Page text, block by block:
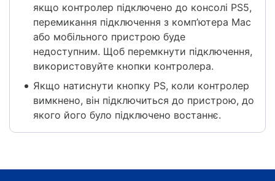
якщо контролер підключено до консолі PS5,
перемикання підключення з комп’ютера Mac
або мобільного пристрою буде
недоступним. Щоб перемкнути підключення,
використовуйте кнопки контролера.
Якщо натиснути кнопку PS, коли контролер
вимкнено, він підключиться до пристрою, до
якого його було підключено востаннє.